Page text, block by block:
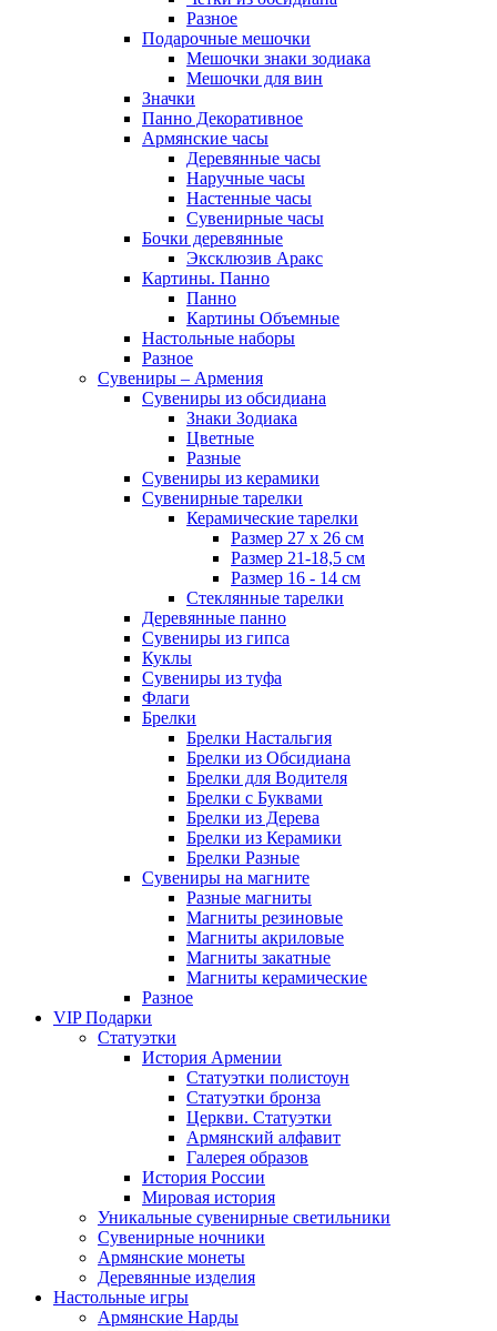
Разное
Подарочные мешочки
Мешочки знаки зодиака
Мешочки для вин
Значки
Панно Декоративное
Армянские часы
Деревянные часы
Наручные часы
Настенные часы
Сувенирные часы
Бочки деревянные
Эксклюзив Аракс
Картины. Панно
Панно
Картины Объемные
Настольные наборы
Разное
Сувениры – Армения
Сувениры из обсидиана
Знаки Зодиака
Цветные
Разные
Сувениры из керамики
Сувенирные тарелки
Керамические тарелки
Размер 27 х 26 см
Размер 21-18,5 см
Размер 16 - 14 см
Стеклянные тарелки
Деревянные панно
Сувениры из гипса
Куклы
Сувениры из туфа
Флаги
Брелки
Брелки Настальгия
Брелки из Обсидиана
Брелки для Водителя
Брелки с Буквами
Брелки из Дерева
Брелки из Керамики
Брелки Разные
Сувениры на магните
Разные магниты
Магниты резиновые
Магниты акриловые
Магниты закатные
Магниты керамические
Разное
VIP Подарки
Статуэтки
История Армении
Статуэтки полистоун
Статуэтки бронза
Церкви. Статуэтки
Армянский алфавит
Галерея образов
История России
Мировая история
Уникальные сувенирные светильники
Сувенирные ночники
Армянские монеты
Деревянные изделия
Настольные игры
Армянские Нарды